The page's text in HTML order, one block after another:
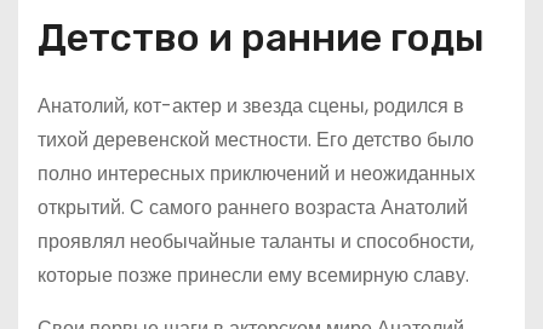
Детство и ранние годы
Анатолий, кот-актер и звезда сцены, родился в
тихой деревенской местности. Его детство было
полно интересных приключений и неожиданных
открытий. С самого раннего возраста Анатолий
проявлял необычайные таланты и способности,
которые позже принесли ему всемирную славу.